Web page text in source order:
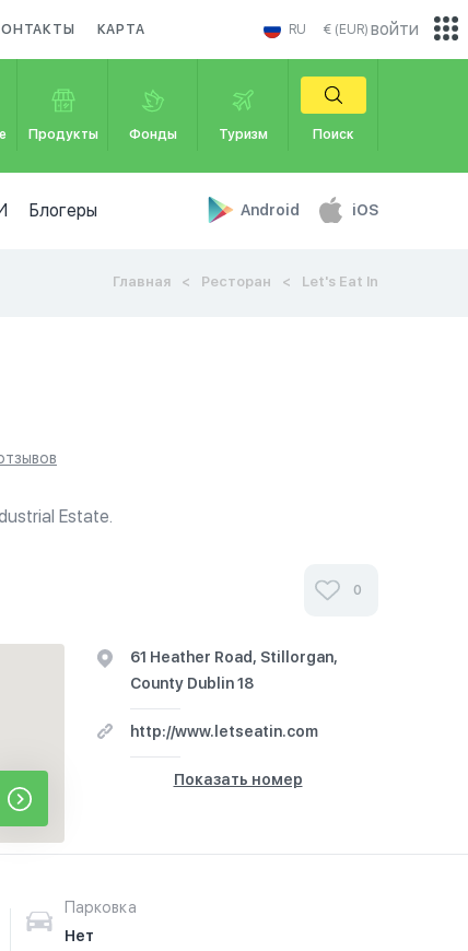
КАРТА RU € (EUR)
Продукты Фонды Туризм Поиск
Блогеры Android iOS
войти
Главная Ресторан Let's Eat In
Estate.
0
61 Heather Road, Stillorgan,
County Dublin 18
http://www.letseatin.com
Показать номер
Парковка
Нет